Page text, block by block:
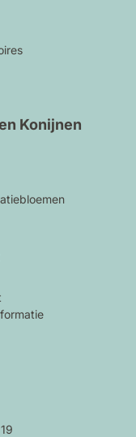
Konijnen